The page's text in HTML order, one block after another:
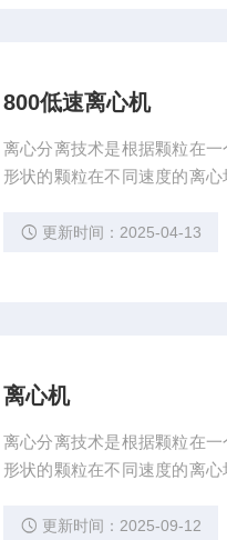
800低速离心机
离心分离技术是根据颗粒在
形状的颗粒在不同速度的离
更新时间：2025-04-13
离心机
离心分离技术是根据颗粒在
形状的颗粒在不同速度的离
浆，从这些纯化的制剂中分
更新时间：2025-09-12